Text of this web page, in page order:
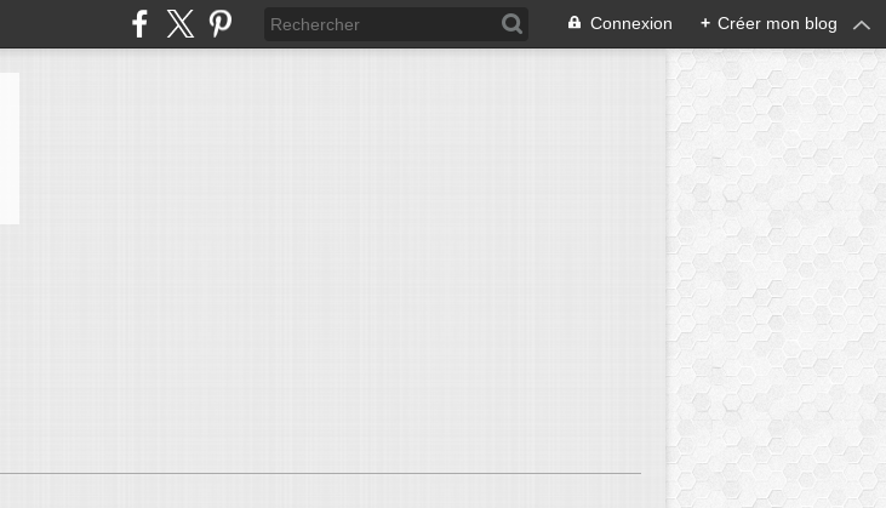
Connexion + Créer mon blog